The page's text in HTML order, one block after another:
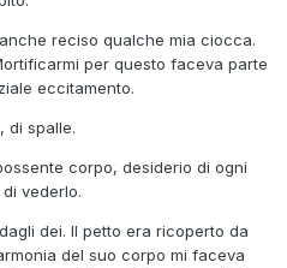
reciso qualche mia ciocca.
per questo faceva parte
eccitamento.
di spalle.
corpo, desiderio di ogni
vederlo.
dei. Il petto era ricoperto da
del suo corpo mi faceva